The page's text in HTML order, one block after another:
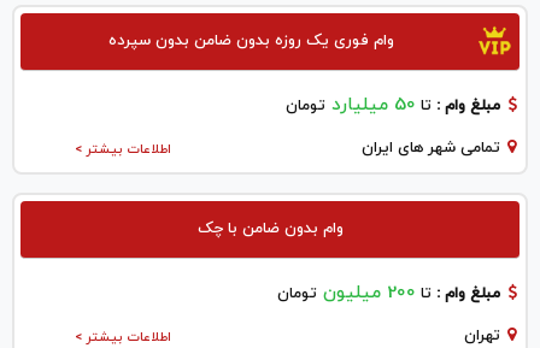
وام فوری یک روزه بدون ضامن بدون سپرده
مبلغ وام : تا 50 میلیارد تومان
اطلاعات بیشتر > تمامی شهر های ایران
وام بدون ضامن با چک
مبلغ وام : تا 200 میلیون تومان
اطلاعات بیشتر > تهران